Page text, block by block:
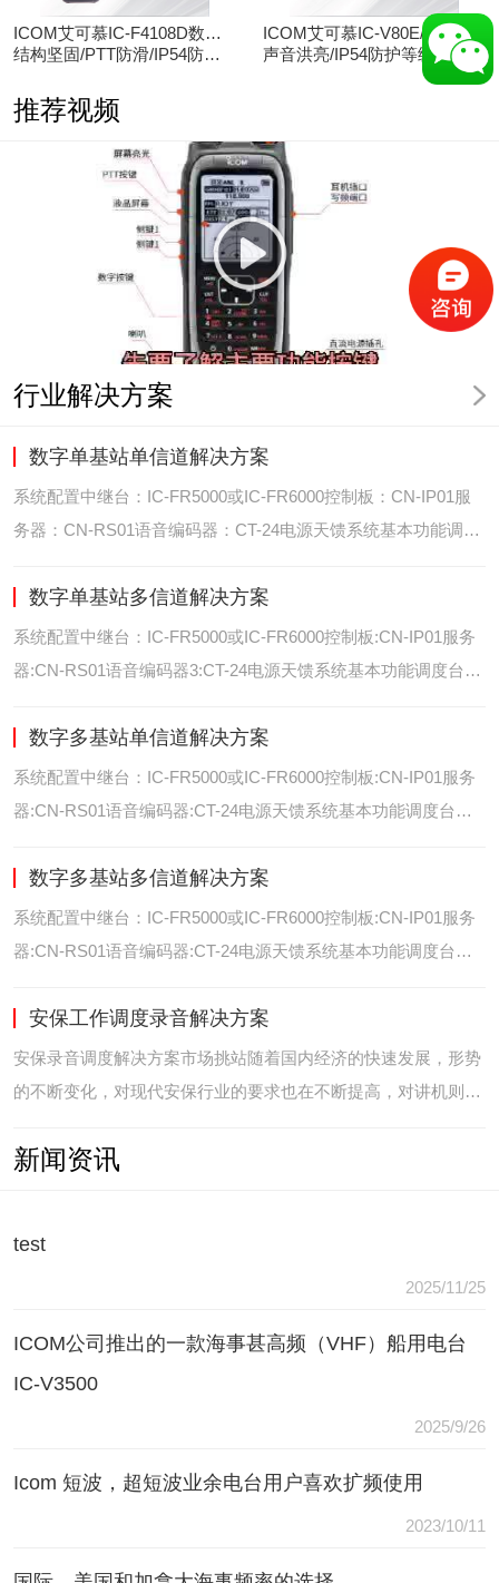
ICOM艾可慕IC-F4108D数字
对讲机
结构坚固/PTT防滑/IP54防护/
ICOM艾可慕IC-V80E/IC-
U80E手持对讲机（停产）
声音洪亮/IP54防护等级/手动
推荐视频
行业解决方案
数字单基站单信道解决方案
系统配置中继台：IC-FR5000或IC-FR6000控制板：CN-IP01服
务器：CN-RS01语音编码器：CT-24电源天馈系统基本功能调度
位/室内定位艾可慕数字电台具备GPS数据上传功能。而GPS定
位功能是艾可慕数字系统的标
数字单基站多信道解决方案
系统配置中继台：IC-FR5000或IC-FR6000控制板:CN-IP01服务
器:CN-RS01语音编码器3:CT-24电源天馈系统基本功能调度台录
室内定位艾可慕数字电台具备GPS数据上传功能。而GPS定位功
能是艾可慕数字系统的
数字多基站单信道解决方案
系统配置中继台：IC-FR5000或IC-FR6000控制板:CN-IP01服务
器:CN-RS01语音编码器:CT-24电源天馈系统基本功能调度台录
通过IP网络互联，通过成熟可靠的网络技术，艾可慕数字通讯将
延伸到世界的每一个角落。
数字多基站多信道解决方案
系统配置中继台：IC-FR5000或IC-FR6000控制板:CN-IP01服务
器:CN-RS01语音编码器:CT-24电源天馈系统基本功能调度台录
之间通过IP网络互联，通过成熟可靠的网络技术，艾可慕数字通
讯将延伸到世界的每一个角
安保工作调度录音解决方案
安保录音调度解决方案市场挑站随着国内经济的快速发展，形势
的不断变化，对现代安保行业的要求也在不断提高，对讲机则是
讯需要，常常会出现以下问题：（1）无可靠的报等多种保障手
新闻资讯
test
2025/11/25
ICOM公司推出的一款海事甚高频（VHF）船用电台
IC-V3500
2025/9/26
Icom 短波，超短波业余电台用户喜欢扩频使用
2023/10/11